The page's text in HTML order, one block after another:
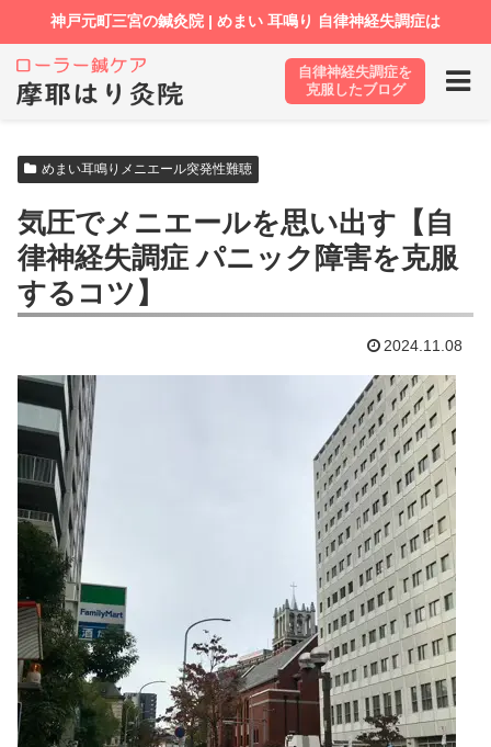
ホーム ブログ めまい耳鳴りメニエール突発性難聴
めまい耳鳴りメニエール突発性難聴
気圧でメニエールを思い出す【自
律神経失調症 パニック障害を克服
するコツ】
2024.11.08
自律神経失調症を
克服したブログ